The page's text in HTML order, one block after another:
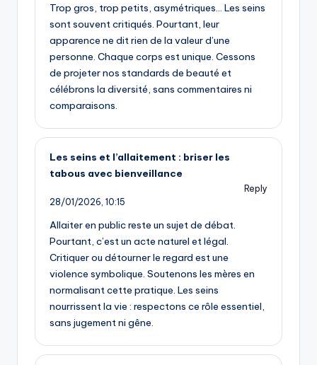
Trop gros, trop petits, asymétriques… Les seins
sont souvent critiqués. Pourtant, leur
apparence ne dit rien de la valeur d’une
personne. Chaque corps est unique. Cessons
de projeter nos standards de beauté et
célébrons la diversité, sans commentaires ni
comparaisons.
Les seins et l’allaitement : briser les
tabous avec bienveillance
Reply
28/01/2026, 10:15
Allaiter en public reste un sujet de débat.
Pourtant, c’est un acte naturel et légal.
Critiquer ou détourner le regard est une
violence symbolique. Soutenons les mères en
normalisant cette pratique. Les seins
nourrissent la vie : respectons ce rôle essentiel,
sans jugement ni gêne.